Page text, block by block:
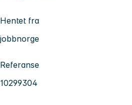
Hentet fra
jobbnorge
Referanse
10299304